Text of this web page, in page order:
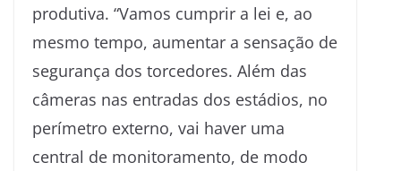
produtiva. “Vamos cumprir a lei e, ao
mesmo tempo, aumentar a sensação de
segurança dos torcedores. Além das
câmeras nas entradas dos estádios, no
perímetro externo, vai haver uma
central de monitoramento, de modo